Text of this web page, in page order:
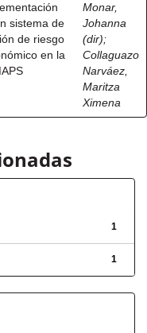
sistema de
de riesgo
en la
Monar,
Johanna
(dir);
Collaguazo
Narváez,
Maritza
Ximena
1
1